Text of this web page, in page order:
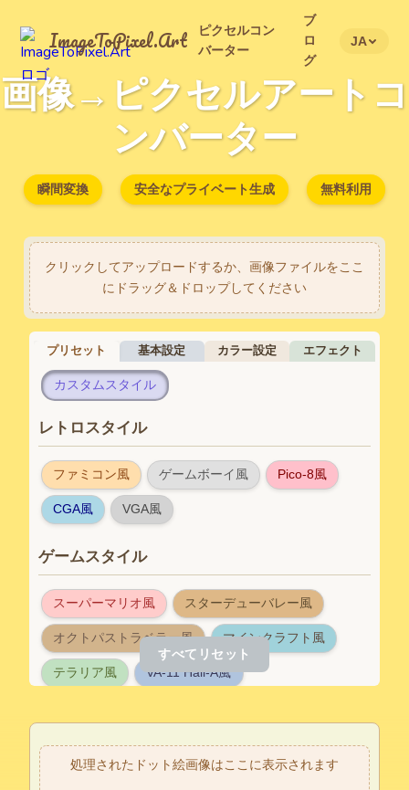
ImageToPixel.Art
ピクセルコン
バーター
ブ
ロ
グ
JA
画像→ピクセルアートコ
ンバーター
瞬間変換 安全なプライベート生成 無料利用
プリセット 基本設定 カラー設定 エフェクト
カスタムスタイル
レトロスタイル
ファミコン風 ゲームボーイ風 Pico-8風
CGA風 VGA風
ゲームスタイル
スーパーマリオ風 スターデューバレー風
オクトパストラベラー風 マインクラフト風
テラリア風 VA-11 Hall-A風
フィルタースタイル
ドリームコア風 ネオン風
すべてリセット
クリックしてアップロードするか、画像ファイルをここ
にドラッグ＆ドロップしてください
処理されたドット絵画像はここに表示されます